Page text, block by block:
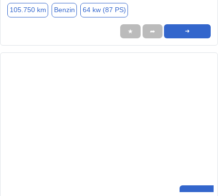
105.750 km Benzin 64 kw (87 PS)
★ ➦ ➜